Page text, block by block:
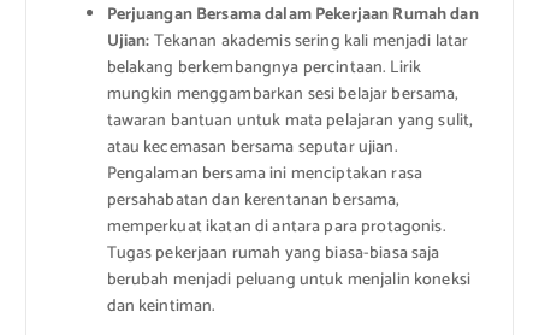
Perjuangan Bersama dalam Pekerjaan Rumah dan
Ujian:Tekanan akademis sering kali menjadi latar
belakang berkembangnya percintaan. Lirik
mungkin menggambarkan sesi belajar bersama,
tawaran bantuan untuk mata pelajaran yang sulit,
atau kecemasan bersama seputar ujian.
Pengalaman bersama ini menciptakan rasa
persahabatan dan kerentanan bersama,
memperkuat ikatan di antara para protagonis.
Tugas pekerjaan rumah yang biasa-biasa saja
berubah menjadi peluang untuk menjalin koneksi
dan keintiman.